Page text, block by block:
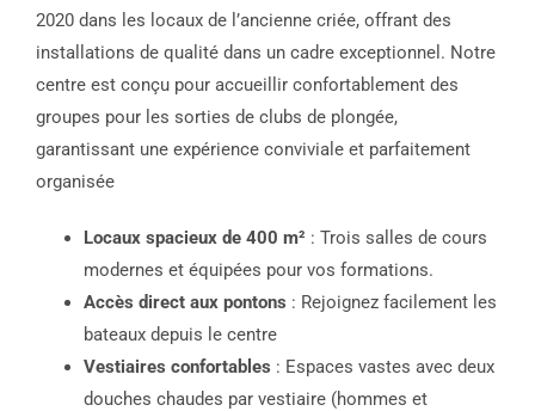
2020 dans les locaux de l’ancienne criée, offrant des
installations de qualité dans un cadre exceptionnel. Notre
centre est conçu pour accueillir confortablement des
groupes pour les sorties de clubs de plongée,
garantissant une expérience conviviale et parfaitement
organisée
Locaux spacieux de 400 m² : Trois salles de cours
modernes et équipées pour vos formations.
Accès direct aux pontons : Rejoignez facilement les
bateaux depuis le centre
Vestiaires confortables : Espaces vastes avec deux
douches chaudes par vestiaire (hommes et